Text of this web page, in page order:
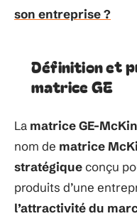
son entreprise ?
Définition et
matrice GE
La matrice GE-
nom de matrice
stratégiqueconçu
produits d’une
l’attractivité du